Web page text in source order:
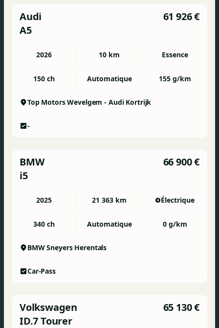
Audi
A5
61 926 €
2026 10 km Essence
150 ch Automatique 155 g/km
Top Motors Wevelgem - Audi Kortrijk
-
BMW
i5
66 900 €
2025 21 363 km Électrique
340 ch Automatique 0 g/km
BMW Sneyers Herentals
Car-Pass
Volkswagen
ID.7 Tourer
65 130 €